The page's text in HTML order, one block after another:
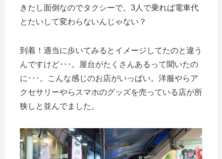
きたし面倒なのでタクシーで。3人で乗れば電車代
とたいして変わらないんじゃない？
到着！適当に歩いてみるとイメージしてたのと違う
んですけど･･･。屋台がたくさんあるって聞いたの
に･･･。こんな感じのお店がいっぱい。洋服やらア
クセサリーやらスマホのグッズを売っている店が所
狭しと並んでました。